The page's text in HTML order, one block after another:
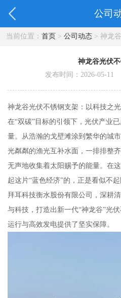
公司
当前位置： 首页> 公司动态> 神龙
神龙谷光伏
发布时间：2026-05-
神龙谷光伏不锈钢支架：以科技之
在“双碳”目标的引领下，光伏产业
量。从浩瀚的戈壁滩涂到繁华的城
光粼粼的渔光互补水面，一排排整
无声地收集着太阳赐予的能量。在
起这片“蓝色经济”的，正是看似不
拜耳科技衡水股份有限公司，深耕
与科技，打造出新一代“神龙谷”光
运行与高效发电提供了坚实保障。